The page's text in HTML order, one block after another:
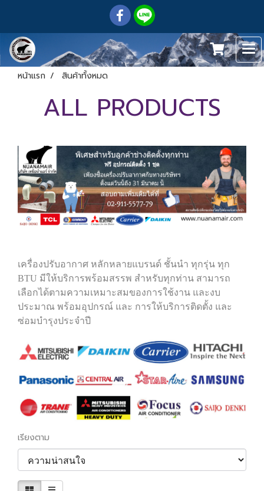
หน้าแรก สินค้าทั้งหมด
ALL PRODUCTS
เครื่องปรับอากาศ หลักหลายแบรนด์ ชั้นนำ ทุกรุ่น ทุก
BTU มีให้บริการพร้อมสรรพ สำหรับทุกท่าน สามารถ
เลือกได้ตามความเหมาะสมของการใช้งาน และงบ
ประมาณ พร้อมอุปกรณ์ และ การให้บริการติดตั้ง และ
ซ่อมบำรุงประจำปี
เรียงตาม